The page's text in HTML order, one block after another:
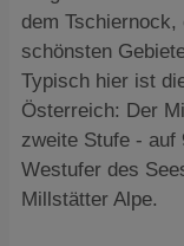
dem
schönsten
Typisch hier ist
Österreich: Der
zweite Stufe - auf
Westufer des
Millstätter Alpe.